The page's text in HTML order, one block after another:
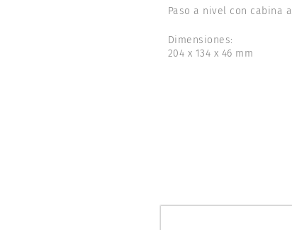
Paso a nivel con cabina
Dimensiones:
204 x 134 x 46 mm